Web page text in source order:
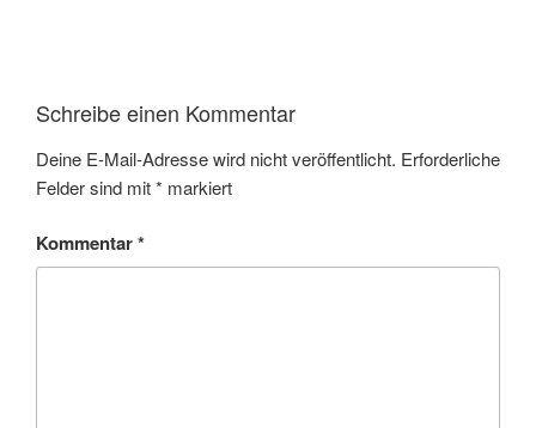
Schreibe einen Kommentar
Deine E-Mail-Adresse wird nicht veröffentlicht. Erforderliche
Felder sind mit* markiert
Kommentar*